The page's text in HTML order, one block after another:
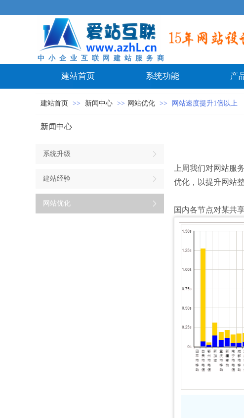
中 小 企 业 互 联 网 建 站 服 务 商
建站首页 系统功能 产
建站首页 >> 新闻中心 >> 网站优化 >> 网站速度提升1倍以上
新闻中心
系统升级
建站经验
网站优化
上周我们对网站服
优化，以提升网站
国内各节点对某共